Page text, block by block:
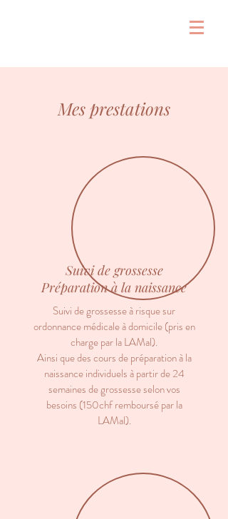
Mes prestations
Suivi de grossesse
Préparation à la naissance
Suivi de grossesse à risque sur
ordonnance médicale à domicile (pris en
charge par la LAMal).
Ainsi que des cours de préparation à la
naissance individuels à partir de 24
semaines de grossesse selon vos
besoins (150chf remboursé par la
LAMal).